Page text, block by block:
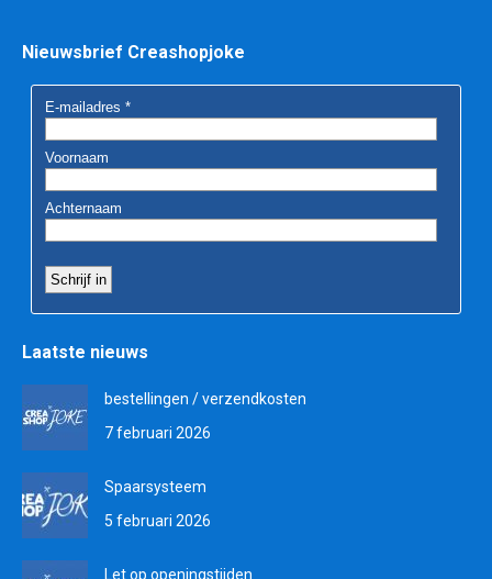
Nieuwsbrief Creashopjoke
Laatste nieuws
bestellingen / verzendkosten
7 februari 2026
Spaarsysteem
5 februari 2026
Let op openingstijden